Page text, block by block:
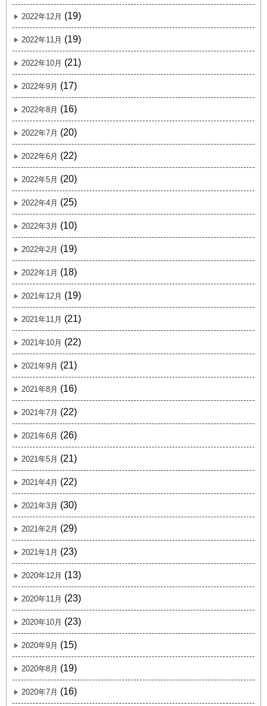
2022年12月 (19)
2022年11月 (19)
2022年10月 (21)
2022年9月 (17)
2022年8月 (16)
2022年7月 (20)
2022年6月 (22)
2022年5月 (20)
2022年4月 (25)
2022年3月 (10)
2022年2月 (19)
2022年1月 (18)
2021年12月 (19)
2021年11月 (21)
2021年10月 (22)
2021年9月 (21)
2021年8月 (16)
2021年7月 (22)
2021年6月 (26)
2021年5月 (21)
2021年4月 (22)
2021年3月 (30)
2021年2月 (29)
2021年1月 (23)
2020年12月 (13)
2020年11月 (23)
2020年10月 (23)
2020年9月 (15)
2020年8月 (19)
2020年7月 (16)